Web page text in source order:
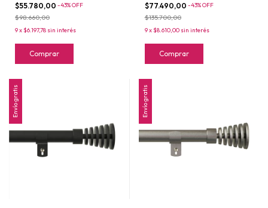
$55.780,00 -43%OFF
$98.660,00
9x$6.197,78 sin interés
Comprar
$77.490,00 -43%OFF
$135.700,00
9x$8.610,00 sin interés
Comprar
Envío gratis Envío gratis